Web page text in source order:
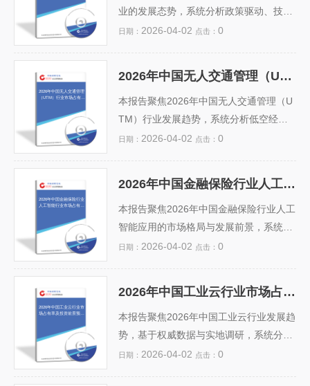
5%，指出大模型产业化落地、AI原生应用
爆发及国产算力替代加速将成为核心驱动
荐智能算力基础设施、行业垂直大模型、
AI安全与治理等高潜力赛道，为政府决
策、企业战略及资本...
业的发展态势，系统分析政策驱动、技术
演进（如AI赋能数据分类分级、隐私计算
厂商（如阿里云、华为云、天翼云及专业
治理服务商）的市场份额分布与竞争格局
变化，指出政务、金融、医疗等领域云治
理渗透率将突破45%。报告评估行业复合
合型人才短缺等投资风险。最后提出聚
焦“治理即代码（GiC）”...
日期： 2026-04-02 点击： 0
2026年中国无人交通管理
（UTM）行业市场占有率
2026年中国无人交通管理（UTM）行业市场占有率及投资前景预测分析报告
本报告聚焦2026年中国无人交通管理（U
TM）行业发展趋势，系统分析低空经济
加速发展背景下UTM系统的政策支持、技
点评估民航局、工信部及地方政府协同推
进下，头部企业（如中交通信、中国移
动、航天宏图等）在空域数字化、动态监
视、智能避让等核心模块的份额变化。同
研判投资风险与机遇，提出“技术+空域
+生态”三维布局建议。报告为政府决策、
产业资本及...
日期： 2026-04-02 点击： 0
2026年中国金融保险行业
人工智能行业市场占有率
2026年中国金融保险行业人工智能行业市场占有率及投资前景预测分析报告
本报告聚焦2026年中国金融保险行业人工
智能应用的市场格局与发展前景，系统梳
理AI在智能风控、精准营销、自动化核保
平台及传统金融机构的深度调研，结合行
业渗透率、技术成熟度与监管政策演进，
预测2026年AI技术在保险科技细分领域市
场占有率将达38.5%，整体市场规模突破
日期： 2026-04-02 点击： 0
2026年中国工业云行业市
场占有率及投资前景预测
2026年中国工业云行业市场占有率及投资前景预测分析报告
本报告聚焦2026年中国工业云行业发展趋
势，基于权威数据与实地调研，系统分析
当前市场格局、头部企业（如华为云、阿
日期： 2026-04-02 点击： 0